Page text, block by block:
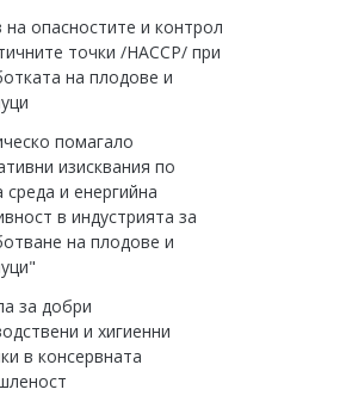
на опасностите и контрол
точки /НАССР/ при
на плодове и
помагало
изисквания по
среда и енергийна
в индустрията за
на плодове и
за добри
и хигиенни
в консервната